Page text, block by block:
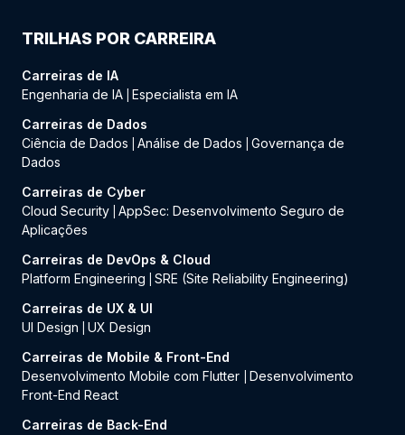
TRILHAS POR CARREIRA
Carreiras de IA
Engenharia de IA Especialista em IA
Carreiras de Dados
Ciência de Dados
Análise de Dados
Governança de
Dados
Carreiras de Cyber
Cloud Security AppSec: Desenvolvimento Seguro de
Aplicações
Carreiras de DevOps & Cloud
Platform Engineering
SRE (Site Reliability Engineering)
Carreiras de UX & UI
UI Design
UX Design
Carreiras de Mobile & Front-End
Desenvolvimento Mobile com Flutter
Desenvolvimento
Front-End React
Carreiras de Back-End